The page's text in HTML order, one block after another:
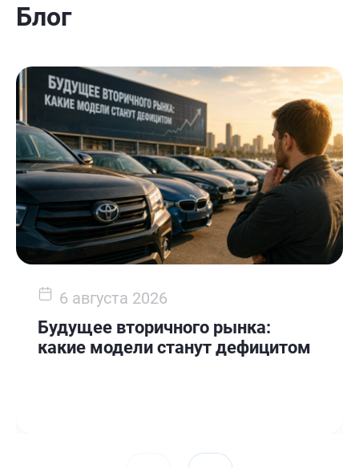
Блог
6 августа 2026
Будущее вторичного рынка:
какие модели станут дефицитом